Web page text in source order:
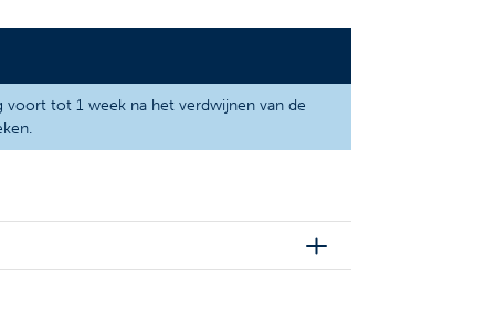
voort tot 1 week na het verdwijnen van de